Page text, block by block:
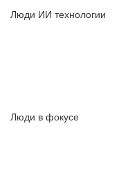
Люди ИИ технологии
Люди в фокусе